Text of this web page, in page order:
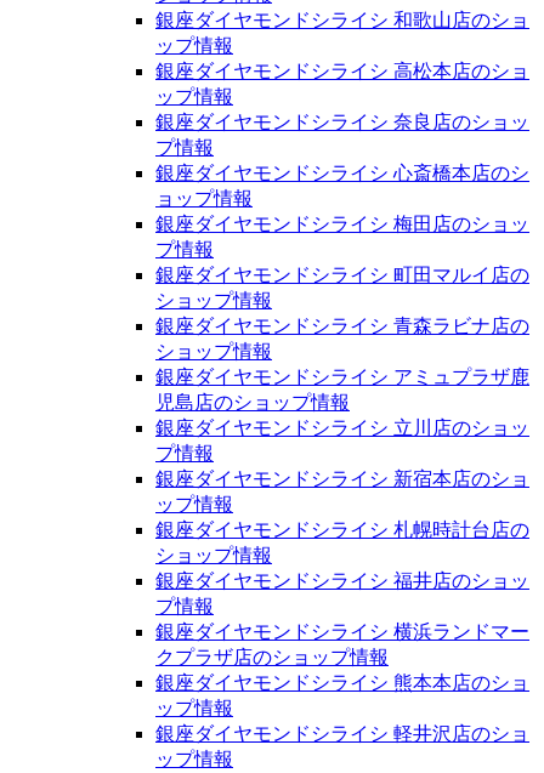
銀座ダイヤモンドシライシ 和歌山店のショ
ップ情報
銀座ダイヤモンドシライシ 高松本店のショ
ップ情報
銀座ダイヤモンドシライシ 奈良店のショッ
プ情報
銀座ダイヤモンドシライシ 心斎橋本店のシ
ョップ情報
銀座ダイヤモンドシライシ 梅田店のショッ
プ情報
銀座ダイヤモンドシライシ 町田マルイ店の
ショップ情報
銀座ダイヤモンドシライシ 青森ラビナ店の
ショップ情報
銀座ダイヤモンドシライシ アミュプラザ鹿
児島店のショップ情報
銀座ダイヤモンドシライシ 立川店のショッ
プ情報
銀座ダイヤモンドシライシ 新宿本店のショ
ップ情報
銀座ダイヤモンドシライシ 札幌時計台店の
ショップ情報
銀座ダイヤモンドシライシ 福井店のショッ
プ情報
銀座ダイヤモンドシライシ 横浜ランドマー
クプラザ店のショップ情報
銀座ダイヤモンドシライシ 熊本本店のショ
ップ情報
銀座ダイヤモンドシライシ 軽井沢店のショ
ップ情報